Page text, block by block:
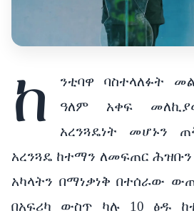
ከ
ንቲባዋ ባስተላለፉት
ዓለም አቀፍ
አረንጓዴነት መሆኑን
አረንጓዴ ከተማን ለመፍጠር ሕዝቡን
አካላትን በማነቃነቅ በተሰራው
በአፍሪካ ውስጥ ካሉ 10 ፅዱ